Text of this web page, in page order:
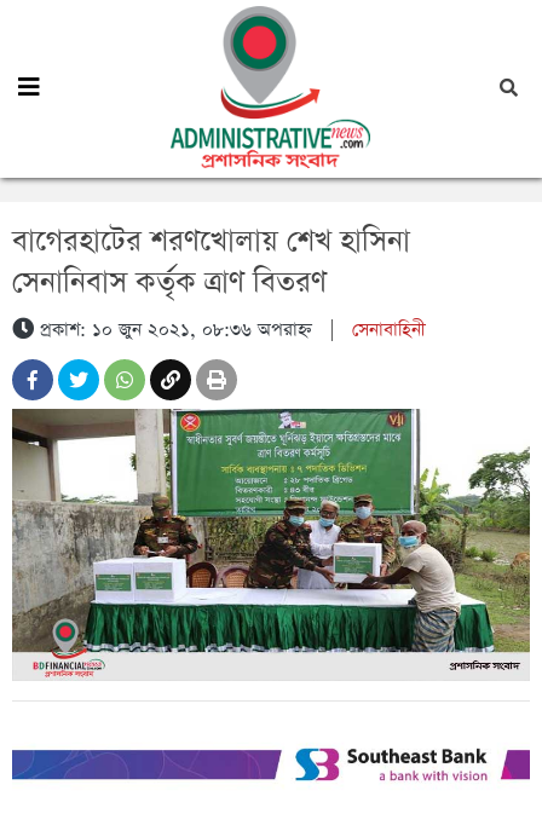
বাগেরহাটের শরণখোলায় শেখ হাসিনা
সেনানিবাস কর্তৃক ত্রাণ বিতরণ
প্রকাশ: ১০ জুন ২০২১, ০৮:৩৬ অপরাহ্ন| সেনাবাহিনী